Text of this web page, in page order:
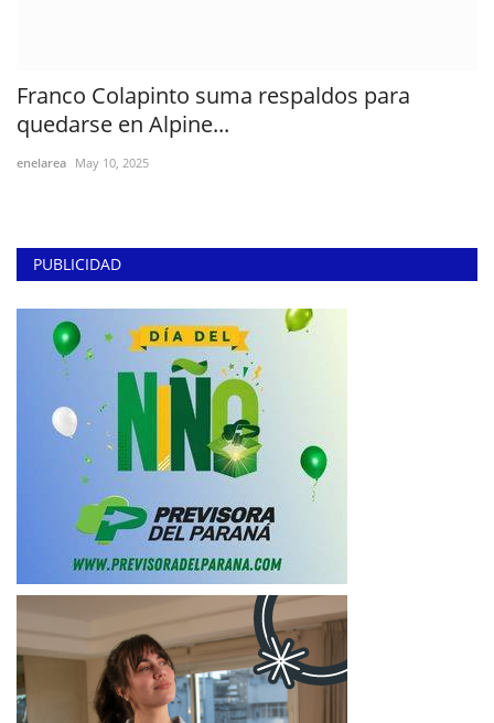
Franco Colapinto suma respaldos para
quedarse en Alpine...
enelarea May 10, 2025
PUBLICIDAD